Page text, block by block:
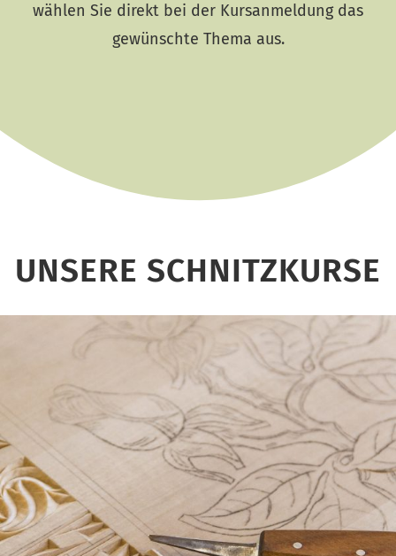
wählen Sie direkt bei der Kursanmeldung das
gewünschte Thema aus.
UNSERE SCHNITZKURSE